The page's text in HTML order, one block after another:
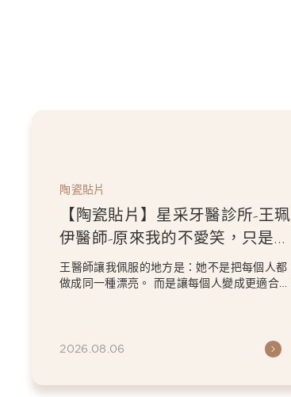
陶瓷貼片
【陶瓷貼片】星采牙醫診所-王珮
伊醫師-從門牙縫到自信笑容：美
白貼片打造更精緻的微笑曲線
王珮伊醫師在規劃貼片時，除了考量牙齒本身
條件，也會從臉型比例、唇型弧度、微笑方式
2026.06.26